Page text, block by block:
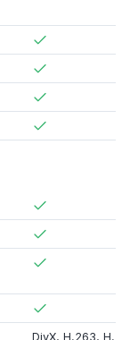
DivX, H.263,